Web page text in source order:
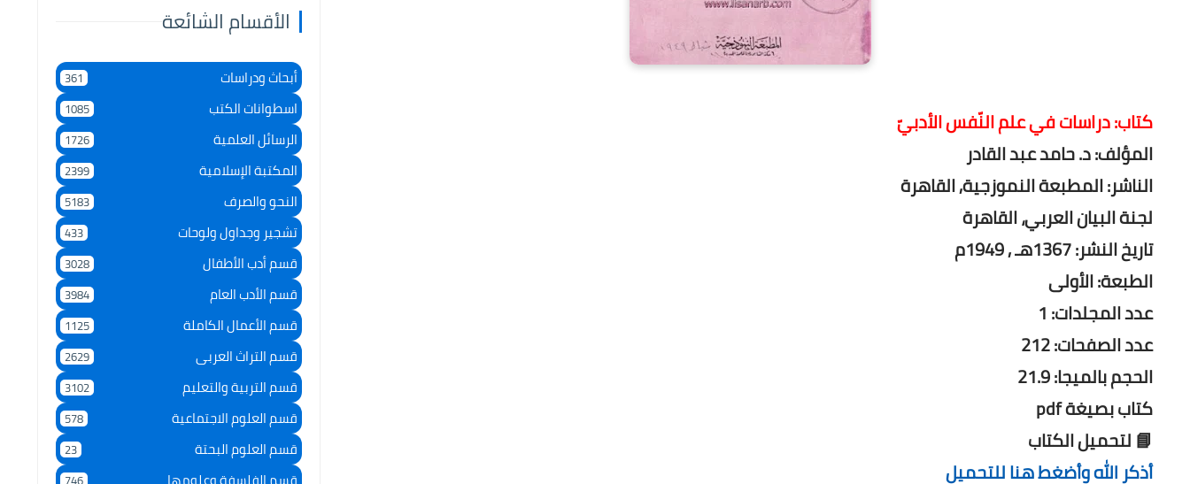
كتاب: دراسات في علم النّفس الأدبيّ
المؤلف: د. حامد عبد القادر
الناشر: المطبعة النموزجية, القاهرة
لجنة البيان العربي، القاهرة
تاريخ النشر: 1367هـ , 1949م
الطبعة: الأولى
عدد المجلدات: 1
عدد الصفحات: 212
الحجم بالميجا: 21.9
كتاب بصيغة pdf
📘 لتحميل الكتاب
أذكر الله وأضغط هنا للتحميل
الأقسام الشائعة
أبحاث ودراسات 361
اسطوانات الكتب 1085
الرسائل العلمية 1726
المكتبة الإسلامية 2399
النحو والصرف 5183
تشجير وجداول ولوحات 433
قسم أدب الأطفال 3028
قسم الأدب العام 3984
قسم الأعمال الكاملة 1125
قسم التراث العربى 2629
قسم التربية والتعليم 3102
قسم العلوم الاجتماعية 578
قسم العلوم البحتة 23